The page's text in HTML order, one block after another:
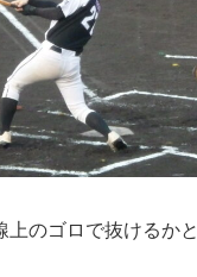
上のゴロで抜けるかと